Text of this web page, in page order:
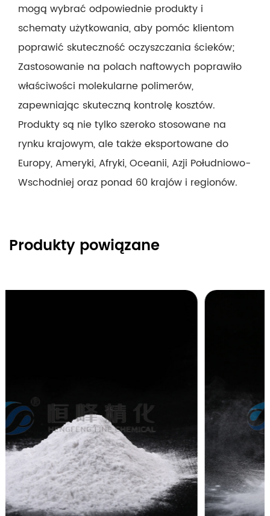
mogą wybrać odpowiednie produkty i
schematy użytkowania, aby pomóc klientom
poprawić skuteczność oczyszczania ścieków;
Zastosowanie na polach naftowych poprawiło
właściwości molekularne polimerów,
zapewniając skuteczną kontrolę kosztów.
Produkty są nie tylko szeroko stosowane na
rynku krajowym, ale także eksportowane do
Europy, Ameryki, Afryki, Oceanii, Azji Południowo-
Wschodniej oraz ponad 60 krajów i regionów.
Produkty powiązane